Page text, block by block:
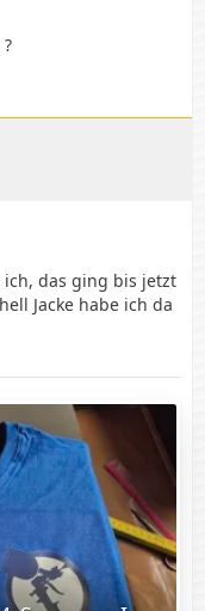
ich, das ging bis jetzt
Jacke habe ich da